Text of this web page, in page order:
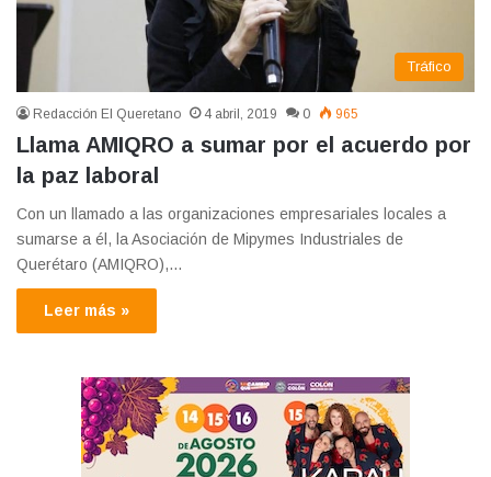
Tráfico
Redacción El Queretano 4 abril, 2019 0 965
Llama AMIQRO a sumar por el acuerdo por
la paz laboral
Con un llamado a las organizaciones empresariales locales a
sumarse a él, la Asociación de Mipymes Industriales de
Querétaro (AMIQRO),…
Leer más »